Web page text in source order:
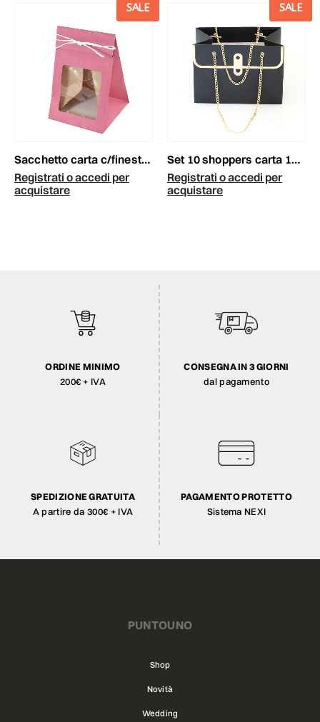
SALE
sacchetto carta c/finestra 8x8x12 cm conf. pz.12 fucsia
Registrati o accedi per
acquistare
SALE
set 10 shoppers carta 15x10 h.10,5 cm /catenella nero/oro
Registrati o accedi per
acquistare
ORDINE MINIMO
200€ + IVA
CONSEGNA IN 3 GIORNI
dal pagamento
SPEDIZIONE GRATUITA
A partire da 300€ + IVA
PAGAMENTO PROTETTO
Sistema NEXI
PUNTOUNO
Shop
Novità
Wedding